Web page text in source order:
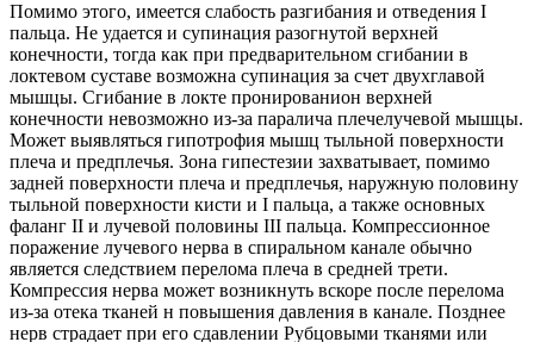
Помимо этого, имеется слабость разгибания и отведения I
пальца. Не удается и супинация разогнутой верхней
конечности, тогда как при предварительном сгибании в
локтевом суставе возможна супинация за счет двухглавой
мышцы. Сгибание в локте пронированион верхней
конечности невозможно из-за паралича плечелучевой мышцы.
Может выявляться гипотрофия мышц тыльной поверхности
плеча и предплечья. Зона гипестезии захватывает, помимо
задней поверхности плеча и предплечья, наружную половину
тыльной поверхности кисти и I пальца, а также основных
фаланг II и лучевой половины III пальца. Компрессионное
поражение лучевого нерва в спиральном канале обычно
является следствием перелома плеча в средней трети.
Компрессия нерва может возникнуть вскоре после перелома
из-за отека тканей н повышения давления в канале. Позднее
нерв страдает при его сдавлении Рубцовыми тканями или